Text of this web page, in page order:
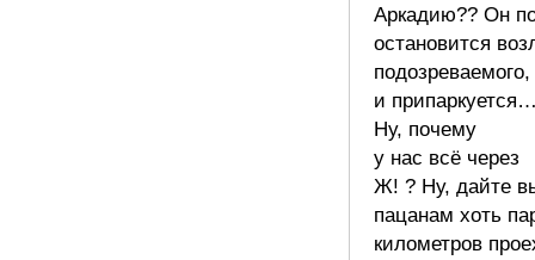
Аркадию?? Он
остановится
подозреваемого,
и
Ну, почему
у нас всё через
Ж! ? Ну, дайте
пацанам хоть
километров